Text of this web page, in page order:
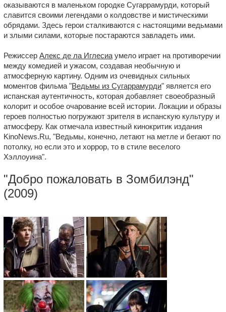
оказываются в маленьком городке Сугаррамурди, который
славится своими легендами о колдовстве и мистическими
обрядами. Здесь герои сталкиваются с настоящими ведьмами
и злыми силами, которые постараются завладеть ими.
Режиссер Алекс де ла Иглесиа умело играет на противоречии
между комедией и ужасом, создавая необычную и
атмосферную картину. Одним из очевидных сильных
моментов фильма "Ведьмы из Сугаррамурди" является его
испанская аутентичность, которая добавляет своеобразный
колорит и особое очарование всей истории. Локации и образы
героев полностью погружают зрителя в испанскую культуру и
атмосферу. Как отмечала известный кинокритик издания
KinoNews.Ru, "Ведьмы, конечно, летают на метле и бегают по
потолку, но если это и хоррор, то в стиле веселого
Хэллоуина".
"Добро пожаловать в Зомбилэнд"
(2009)